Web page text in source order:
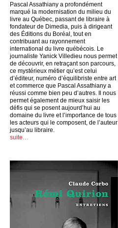
Pascal Assathiany a profondément
marqué la modernisation du milieu du
livre au Québec, passant de libraire à
fondateur de Dimedia, puis à dirigeant
des Éditions du Boréal, tout en
contribuant au rayonnement
international du livre québécois. Le
journaliste Yanick Villedieu nous permet
de découvrir, en retraçant son parcours,
ce mystérieux métier qu’est celui
d’éditeur, numéro d’équilibriste entre art
et commerce que Pascal Assathiany a
réussi comme bien peu d’autres. Il nous
permet également de mieux saisir les
défis qui se posent aujourd’hui au
domaine du livre et l’importance de tous
les acteurs qui le composent, de l’auteur
jusqu’au libraire.
suite…